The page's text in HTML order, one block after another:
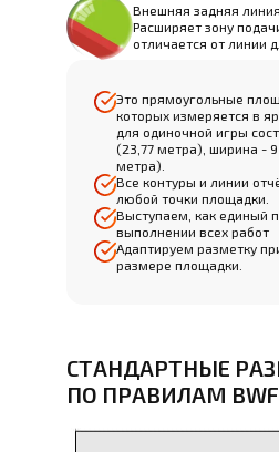
Внешняя задняя
Расширяет зону
отличается от линии
Это прямоугольные
которых измеряется в
для одиночной игры
(23,77 метра), ширина -
метра).
Все контуры и линии
любой точки площадки.
Выступаем, как единый
выполнении всех работ
Адаптируем разметку
размере площадки.
СТАНДАРТНЫЕ
ПО ПРАВИЛАМ